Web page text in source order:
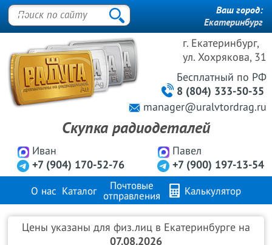
г. Екатеринбург,
ул. Хохрякова, 31
Иван
+7 (904) 170-52-76
Павел
+7 (900) 197-13-54
Бесплатный по РФ
8 (804) 333-50-35
manager@uralvtordrag.ru
Скупка радиодеталей
Ваш город:
Екатеринбург
О нас Каталог
Почтовые
отправления
Калькулятор
Продажа металлов FAQ Контакты
Цены указаны для физ.лиц в Екатеринбурге на
07.08.2026